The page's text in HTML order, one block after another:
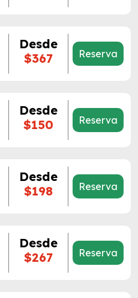
Desde
$367
Reserva
Desde
$150
Reserva
Desde
$198
Reserva
Desde
$267
Reserva